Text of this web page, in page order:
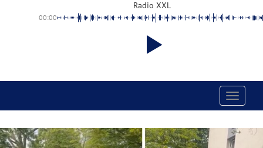
Radio XXL
00:00
Toggle